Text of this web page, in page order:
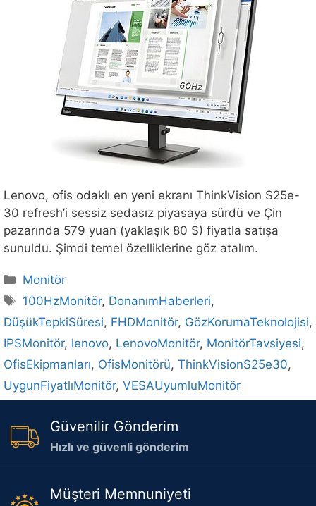
Lenovo, ofis odaklı en yeni ekranı ThinkVision S25e-
30 refresh’i sessiz sedasız piyasaya sürdü ve Çin
pazarında 579 yuan (yaklaşık 80 $) fiyatla satışa
sunuldu. Şimdi temel özelliklerine göz atalım.
Kategoriler
Monitör
Etiketler
100HzMonitör, DonanımHaberleri,
DüşükTepkiSüresi, FHDMonitör, GözKorumaTeknolojisi,
IPSMonitör, lenovo, LenovoMonitör, MonitörTavsiyesi,
OfisEkipmanları, OfisMonitörü, ThinkVisionS25e30,
UygunFiyatlıMonitör, VESAUyumluMonitör
Güvenilir Gönderim
Hızlı ve güvenli gönderim
Müşteri Memnuniyeti